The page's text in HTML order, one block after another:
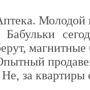
Молодой
Бабульки
магнитные
за квартиры